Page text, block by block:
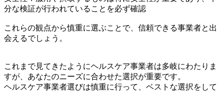
分な検証が行われていることを必ず確認
これらの観点から慎重に選ぶことで、信頼できる事業者と出
会えるでしょう。
これまで見てきたようにヘルスケア事業者は多岐にわたりま
すが、あなたのニーズに合わせた選択が重要です。
ヘルスケア事業者選びは慎重に行って、ベストな選択をして